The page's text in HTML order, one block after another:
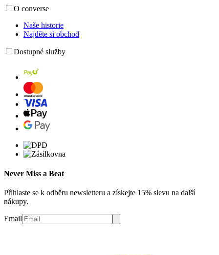
O converse
Naše historie
Najděte si obchod
Dostupné služby
Never Miss a Beat
Přihlaste se k odběru newsletteru a získejte 15% slevu na další
nákupy.
Email